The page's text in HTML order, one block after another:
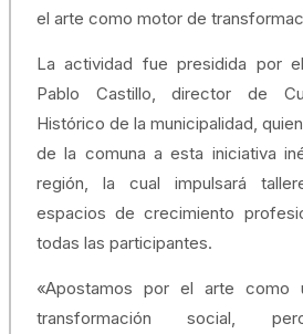
el arte como motor de
La actividad fue presidida por
Pablo Castillo, director de
Histórico de la municipalidad,
de la comuna a esta iniciativa
región, la cual impulsará
espacios de crecimiento
todas las participantes.
«Apostamos por el arte como
transformación social,